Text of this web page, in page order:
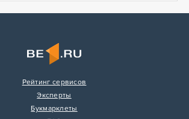
Рейтинг сервисов
Эксперты
Букмарклеты